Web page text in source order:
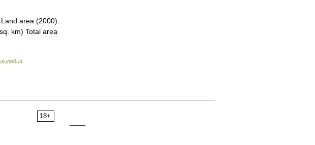
area (2000):
km) Total area
18+